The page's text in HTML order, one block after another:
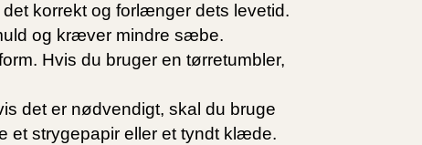
korrekt og forlænger dets levetid.
og kræver mindre sæbe.
Hvis du bruger en tørretumbler,
det er nødvendigt, skal du bruge
et strygepapir eller et tyndt klæde.